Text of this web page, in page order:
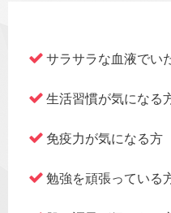
サラサラな血液でい
生活習慣が気になる
免疫力が気になる方
勉強を頑張っている